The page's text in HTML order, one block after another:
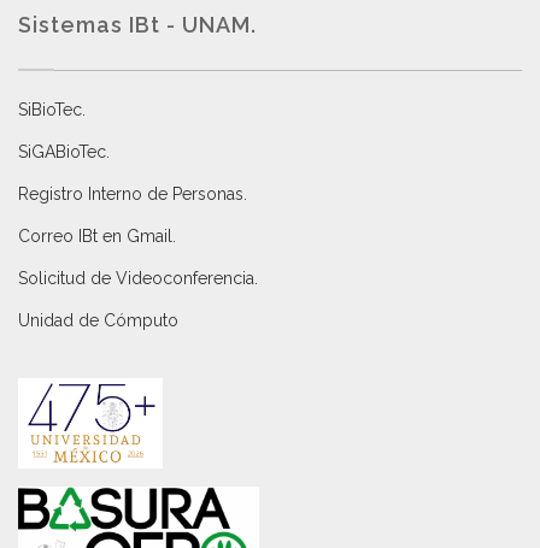
Sistemas IBt - UNAM.
SiBioTec
SiGABioTec.
Registro Interno de Personas
Correo IBt en Gmail
Solicitud de Videoconferencia.
Unidad de Cómputo